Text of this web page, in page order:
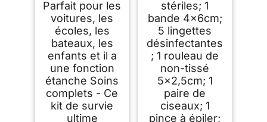
Parfait pour les
voitures, les
écoles, les
bateaux, les
enfants et il a
une fonction
étanche Soins
complets - Ce
kit de survie
ultime
stériles; 1
bande 4x6cm;
5 lingettes
désinfectantes
; 1 rouleau de
non-tissé
5x2,5cm; 1
paire de
ciseaux; 1
pince à épiler;